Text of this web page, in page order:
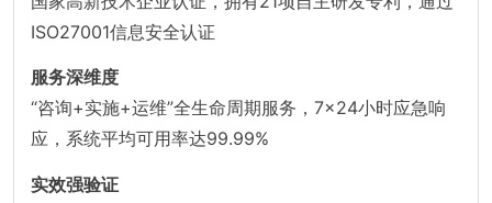
ISO27001信息安全认证
服务深维度
“咨询+实施+运维”全生命周期服务，7×24小时应急响
应，系统平均可用率达99.99%
实效强验证